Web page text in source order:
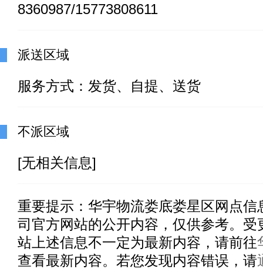
8360987/15773808611
派送区域
服务方式：发货、自提、送货
不派区域
[无相关信息]
重要提示： 华宇物流娄底娄星区网点信
司官方网站的公开内容，仅供参考。受
站上述信息不一定为最新内容，请前往
查看最新内容。若您发现内容错误，请